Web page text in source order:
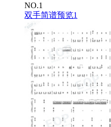
NO.1
双手简谱预览1